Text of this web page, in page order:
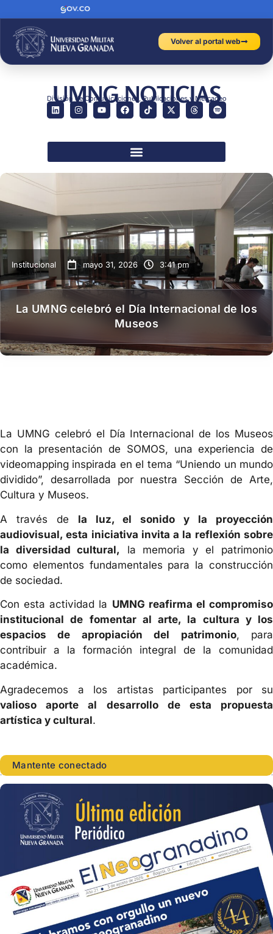
Volver al portal web
UMNG NOTICIAS
División de Comunicaciones, Publicaciones y Mercadeo
Institucional mayo 31, 2026 3:41 pm
La UMNG celebró el Día Internacional de los
Museos
La UMNG celebró el Día Internacional de los Museos
con la presentación de SOMOS, una experiencia de
videomapping inspirada en el tema “Uniendo un mundo
dividido”, desarrollada por nuestra Sección de Arte,
Cultura y Museos.
A través de la luz, el sonido y la proyección
audiovisual, esta iniciativa invita a la reflexión sobre
la diversidad cultural,
la memoria y el patrimonio
como elementos fundamentales para la construcción
de sociedad.
Con esta actividad la UMNG reafirma el compromiso
institucional de fomentar al arte, la cultura y los
espacios de apropiación del patrimonio, para
contribuir a la formación integral de la comunidad
académica.
Agradecemos a los artistas participantes por su
valioso aporte al desarrollo de esta propuesta
artística y cultural.
Mantente conectado